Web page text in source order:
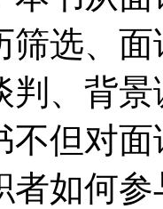
筛选、
判、背
不但对
者如何